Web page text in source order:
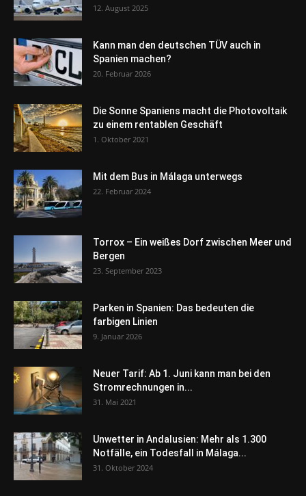
12. August 2025
Kann man den deutschen TÜV auch in
Spanien machen?
20. Februar 2026
Die Sonne Spaniens macht die Photovoltaik
zu einem rentablen Geschäft
1. Oktober 2021
Mit dem Bus in Málaga unterwegs
22. Februar 2024
Torrox – Ein weißes Dorf zwischen Meer und
Bergen
23. September 2023
Parken in Spanien: Das bedeuten die
farbigen Linien
9. Januar 2026
Neuer Tarif: Ab 1. Juni kann man bei den
Stromrechnungen in...
31. Mai 2021
Unwetter in Andalusien: Mehr als 1.300
Notfälle, ein Todesfall in Málaga...
31. Oktober 2024